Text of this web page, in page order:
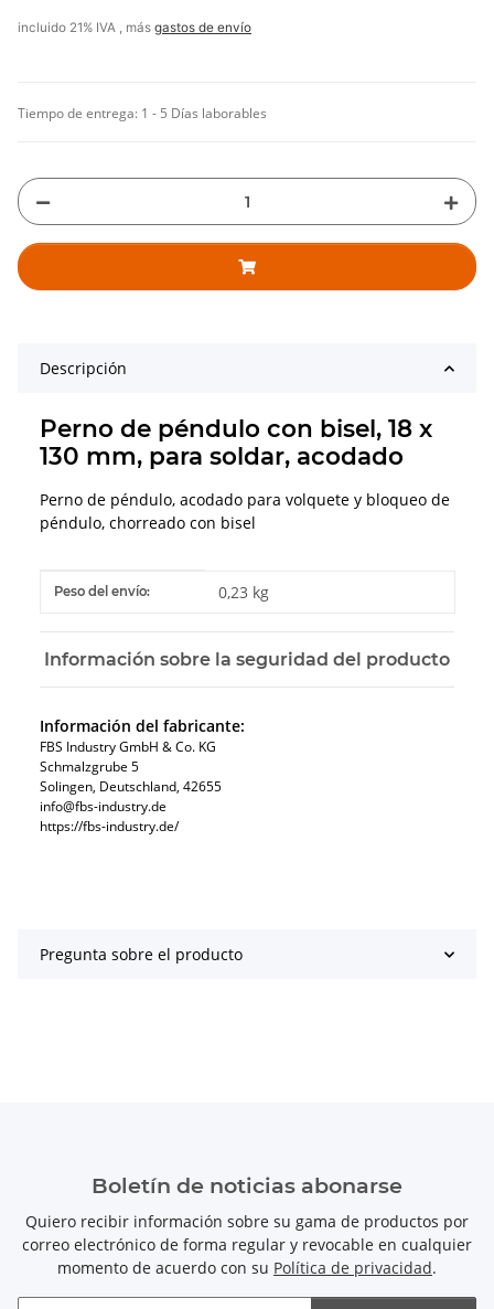
incluido 21% IVA , más gastos de envío
Tiempo de entrega: 1 - 5 Días laborables
Descripción
Perno de péndulo con bisel, 18 x
130 mm, para soldar, acodado
Perno de péndulo, acodado para volquete y bloqueo de
péndulo, chorreado con bisel
#productDetails.itemInformation#
#productDetails.itemValue#
Peso del envío: 0,23 kg
Información sobre la seguridad del producto
Información del fabricante:
FBS Industry GmbH & Co. KG
Schmalzgrube 5
Solingen, Deutschland, 42655
info@fbs-industry.de
https://fbs-industry.de/
Pregunta sobre el producto
Boletín de noticias abonarse
Quiero recibir información sobre su gama de productos por
correo electrónico de forma regular y revocable en cualquier
momento de acuerdo con su Política de privacidad.